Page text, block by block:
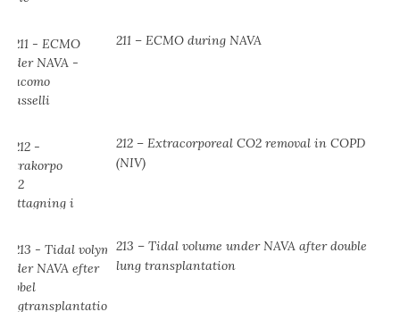
211 – ECMO during NAVA
212 – Extracorporeal CO2 removal in COPD
(NIV)
213 – Tidal volume under NAVA after double
lung transplantation